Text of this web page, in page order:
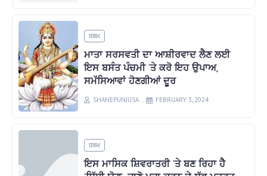
ਧਰਮ
ਮਾਤਾ ਸਰਸਵਤੀ ਦਾ ਆਸ਼ੀਰਵਾਦ ਲੈਣ ਲਈ
ਇਸ ਬਸੰਤ ਪੰਚਮੀ ‘ਤੇ ਕਰੋ ਇਹ ਉਪਾਅ,
ਸਮੱਸਿਆਵਾਂ ਹੋਣਗੀਆਂ ਦੂਰ
SHANEPUNJUSA FEBRUARY 3, 2024
ਧਰਮ
ਇਸ ਮਾਸਿਕ ਸ਼ਿਵਰਾਤਰੀ ‘ਤੇ ਬਣ ਰਿਹਾ ਹੈ